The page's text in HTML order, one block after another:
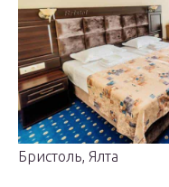
Бристоль, Ялта